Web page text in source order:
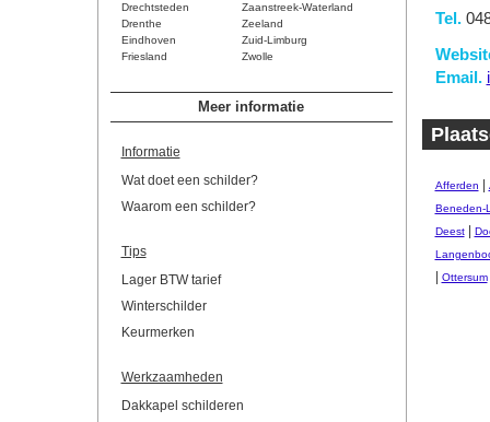
Drechtsteden
Zaanstreek-Waterland
Drenthe
Zeeland
Eindhoven
Zuid-Limburg
Friesland
Zwolle
Meer informatie
Informatie
Wat doet een schilder?
Waarom een schilder?
Tips
Lager BTW tarief
Winterschilder
Keurmerken
Werkzaamheden
Dakkapel schilderen
Tel.
Email.
Afferden
Beneden-
Deest|
Ottersum